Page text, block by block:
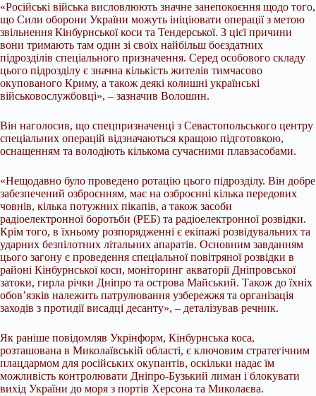
«Російські війська висловлюють значне занепокоєння щодо того,
що Сили оборони України можуть ініціювати операції з метою
звільнення Кінбурнської коси та Тендерської. З цієї причини
вони тримають там один зі своїх найбільш боєздатних
підрозділів спеціального призначення. Серед особового складу
цього підрозділу є значна кількість жителів тимчасово
окупованого Криму, а також деякі колишні українські
військовослужбовці», – зазначив Волошин.
Він наголосив, що спецпризначенці з Севастопольського центру
спеціальних операцій відзначаються кращою підготовкою,
оснащенням та володіють кількома сучасними плавзасобами.
«Нещодавно було проведено ротацію цього підрозділу. Він добре
забезпечений озброєнням, має на озброєнні кілька передових
човнів, кілька потужних пікапів, а також засоби
радіоелектронної боротьби (РЕБ) та радіоелектронної розвідки.
Крім того, в їхньому розпорядженні є екіпажі розвідувальних та
ударних безпілотних літальних апаратів. Основним завданням
цього загону є проведення спеціальної повітряної розвідки в
районі Кінбурнської коси, моніторинг акваторії Дніпровської
затоки, гирла річки Дніпро та острова Майський. Також до їхніх
обов’язків належить патрулювання узбережжя та організація
заходів з протидії висадці десанту», – деталізував речник.
Як раніше повідомляв Укрінформ, Кінбурнська коса,
розташована в Миколаївській області, є ключовим стратегічним
плацдармом для російських окупантів, оскільки надає їм
можливість контролювати Дніпро-Бузький лиман і блокувати
вихід України до моря з портів Херсона та Миколаєва.